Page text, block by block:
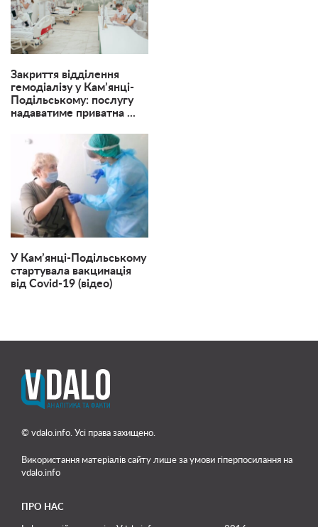
Закриття відділення
гемодіалізу у Кам’янці-
Подільському: послугу
надаватиме приватна ...
У Кам’янці-Подільському
стартувала вакцинація
від Covid-19 (відео)
© vdalo.info. Усі права захищено.
Використання матеріалів сайту лише за умови гіперпосилання на
vdalo.info
ПРО НАС